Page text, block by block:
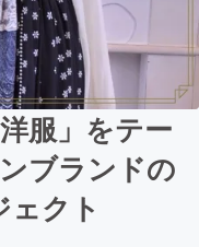
服」をテー
ブランドの
クト